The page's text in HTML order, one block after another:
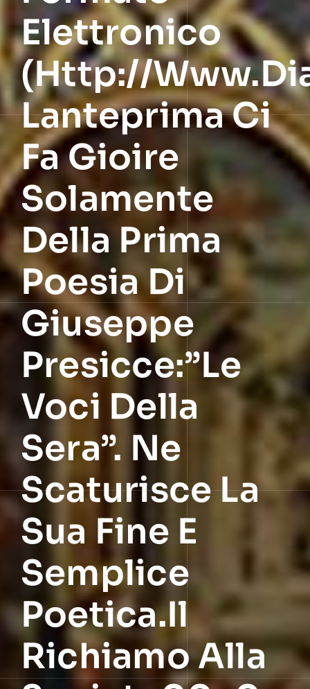
Elettronico
(http://
Lanteprima Ci
Fa Gioire
Solamente
Della Prima
Poesia Di
Giuseppe
Presicce:”Le
Voci Della
Sera”. Ne
Scaturisce La
Sua Fine E
Semplice
Poetica.Il
Richiamo Alla